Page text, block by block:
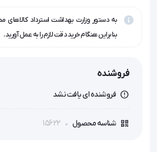
به دستور وزارت بهداشت استرداد
بنابراین هنگام خرید دقت لازم را به عمل آورید.
فروشنده
فروشنده ای یافت نشد
شناسه محصول 15622